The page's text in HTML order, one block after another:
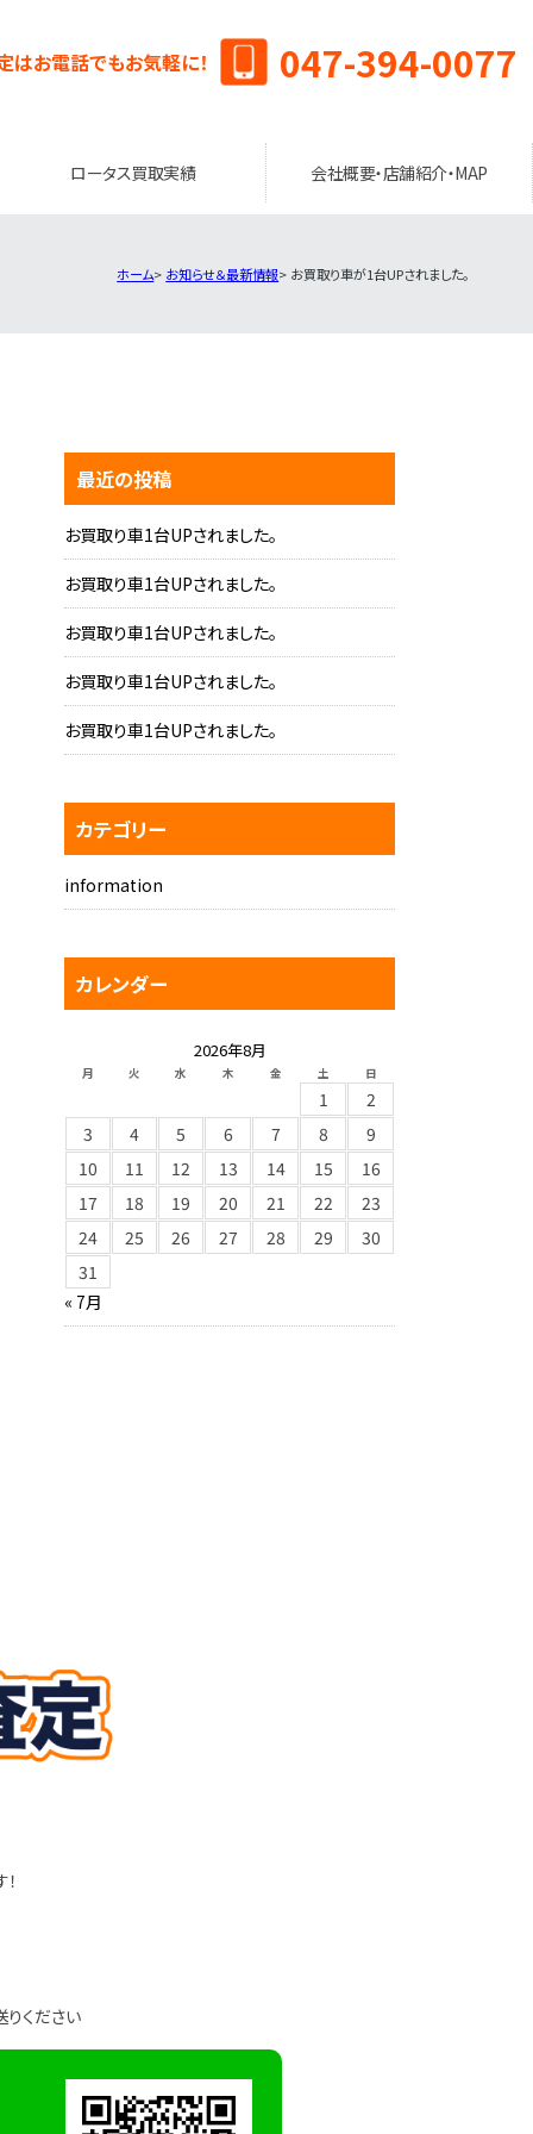
はお電話でもお気軽に！ 047-394-0077
ロータス買取実績 会社概要・店舗紹介・MAP
ホーム お知らせ＆最新情報 お買取り車が1台UPされました。
最近の投稿
お買取り車1台UPされました。
お買取り車1台UPされました。
お買取り車1台UPされました。
お買取り車1台UPされました。
お買取り車1台UPされました。
カテゴリー
information
カレンダー
2026年8月
月 火 水 木 金 土 日
1
2
3
4 5 6 7 8
9
10
11 12 13 14 15
16
17
18 19 20 21 22
23
24
25 26 27 28 29
30
31
« 7月
ください